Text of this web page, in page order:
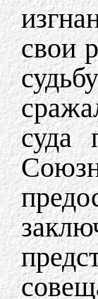
свои
суда